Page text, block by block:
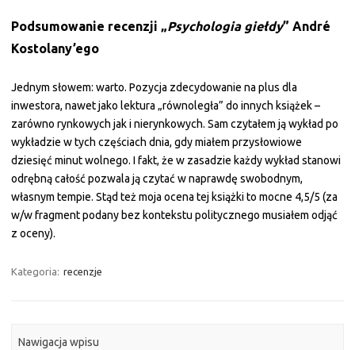
Podsumowanie recenzji „Psychologia giełdy” André
Kostolany’ego
Jednym słowem: warto. Pozycja zdecydowanie na plus dla
inwestora, nawet jako lektura „równoległa” do innych książek –
zarówno rynkowych jak i nierynkowych. Sam czytałem ją wykład po
wykładzie w tych częściach dnia, gdy miałem przysłowiowe
dziesięć minut wolnego. I fakt, że w zasadzie każdy wykład stanowi
odrębną całość pozwala ją czytać w naprawdę swobodnym,
własnym tempie. Stąd też moja ocena tej książki to mocne 4,5/5 (za
w/w fragment podany bez kontekstu politycznego musiałem odjąć
z oceny).
Kategoria: recenzje
Nawigacja wpisu